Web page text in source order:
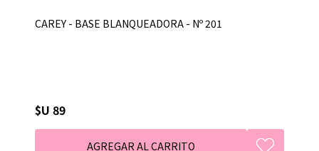
CAREY - BASE BLANQUEADORA - Nº 201
$U 89